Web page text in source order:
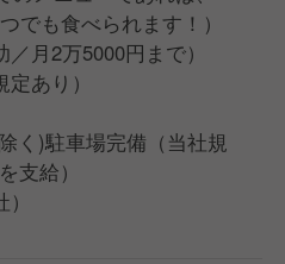
でも食べられます！）
月2万5000円まで）
あり）
く)駐車場完備（当社規
支給）